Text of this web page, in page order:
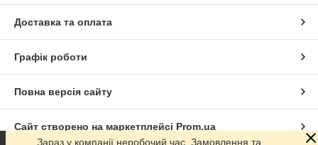
Доставка та оплата
Графік роботи
Повна версія сайту
Сайт створено на маркетплейсі Prom.ua
Зараз у компанії неробочий час. Замовлення та